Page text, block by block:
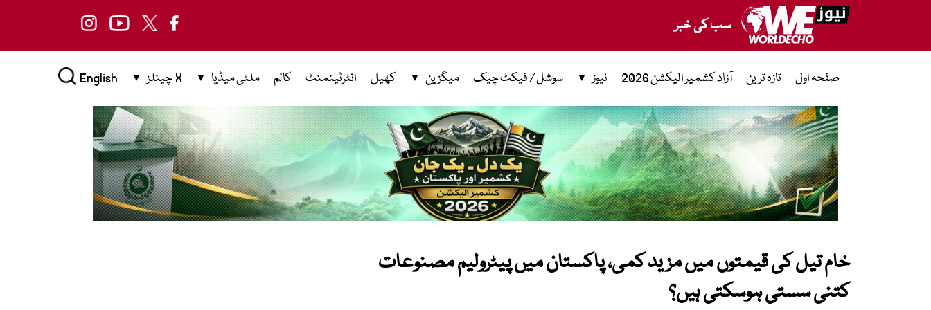
سب کی خبر
صفحہ اول تازہ ترین آزاد کشمیر الیکشن 2026 نیوز سوشل / فیکٹ چیک میگزین کھیل انٹرٹینمنٹ کالم ملٹی میڈیا X چینلز English
خام تیل کی قیمتوں میں مزید کمی، پاکستان میں پیٹرولیم مصنوعات
کتنی سستی ہوسکتی ہیں؟